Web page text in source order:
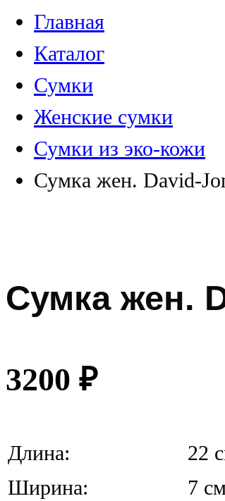
Главная
Каталог
Сумки
Женские сумки
Сумки из эко-кожи
Сумка жен. David-
Сумка жен.
3200 ₽
Длина:
22
Ширина:
7